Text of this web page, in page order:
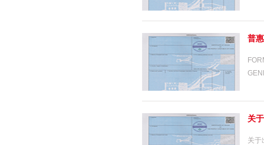
普
关
关于